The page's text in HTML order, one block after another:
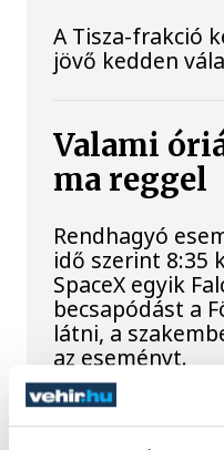
A Tisza-frakció
jövő kedden
Valami
ma reggel
Rendhagyó
idő szerint 8:35
SpaceX egyik
becsapódást a
látni, a
az eseményt.
Rekordok